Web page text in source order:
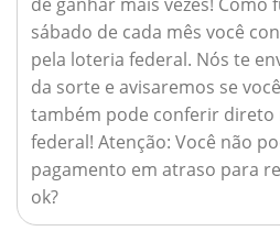
sábado de cada mês você
pela loteria federal. Nós te
da sorte e avisaremos se
também pode conferir direto
federal! Atenção: Você não
pagamento em atraso para
ok?